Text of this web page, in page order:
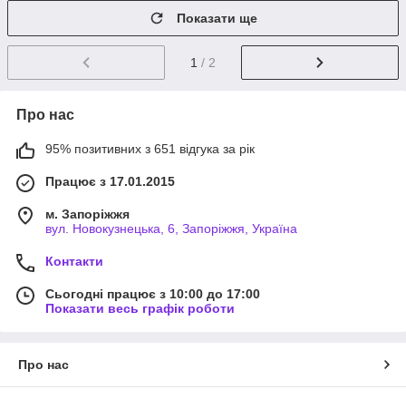
Показати ще
1 / 2
Про нас
95% позитивних з 651 відгука за рік
Працює з 17.01.2015
м. Запоріжжя
вул. Новокузнецька, 6, Запоріжжя, Україна
Контакти
Сьогодні працює з 10:00 до 17:00
Показати весь графік роботи
Про нас